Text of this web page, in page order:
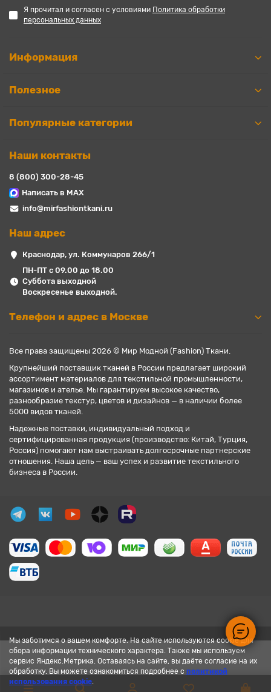
Мы заботимся о вашем комфорте. На сайте используются cookie для
сбора информации технического характера. Также мы используем
сервис Яндекс.Метрика. Оставаясь на сайте, вы даёте согласие на их
обработку. Вы можете ознакомиться подробнее с политикой
использования cookie.
Я прочитал и согласен с условиями Политика обработки
персональных данных
Информация
Полезное
Популярные категории
Наши контакты
8 (800) 300-28-45
Написать в MAX
info@mirfashiontkani.ru
Наш адрес
Краснодар, ул. Коммунаров 266/1
ПН-ПТ с 09.00 до 18.00
Суббота выходной
Воскресенье выходной.
Телефон и адрес в Москве
Все права защищены 2026 © Мир Модной (Fashion) Ткани.
Крупнейший поставщик тканей в России предлагает широкий
ассортимент материалов для текстильной промышленности,
магазинов и ателье. Мы гарантируем высокое качество,
разнообразие текстур, цветов и дизайнов — в наличии более
5000 видов тканей.
Надежные поставки, индивидуальный подход и
сертифицированная продукция (производство: Китай, Турция,
Россия) помогают нам выстраивать долгосрочные партнерские
отношения. Наша цель — ваш успех и развитие текстильного
бизнеса в России.